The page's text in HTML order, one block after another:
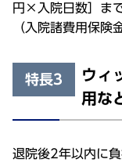
円×入院日数］ま
（入院諸費用保険
特長3
ウィ
用な
退院後2年以内に